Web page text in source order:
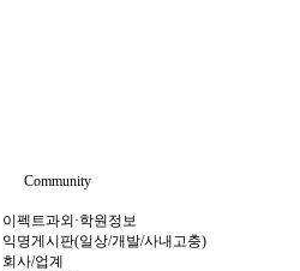
Community
이펙트과외·학원정보
익명게시판(일상/개발/사내고충)
회사/업계